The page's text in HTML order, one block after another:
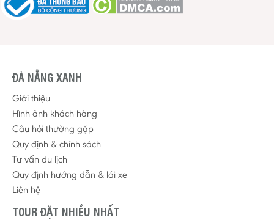
ĐÀ NẴNG XANH
Giới thiệu
Hình ảnh khách hàng
Câu hỏi thường gặp
Quy định & chính sách
Tư vấn du lịch
Quy định hướng dẫn & lái xe
Liên hệ
TOUR ĐẶT NHIỀU NHẤT